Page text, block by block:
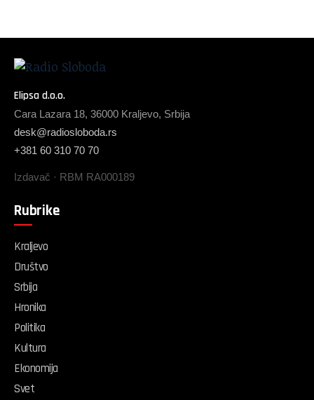
Elipsa d.o.o.
Cara Lazara 18, 36000 Kraljevo, Srbija
desk@radiosloboda.rs
+381 60 310 70 70
Izdavač · RBM RA000189
Rubrike
Kraljevo
Društvo
Srbija
Hronika
Politika
Kultura
Ekonomija
Svet